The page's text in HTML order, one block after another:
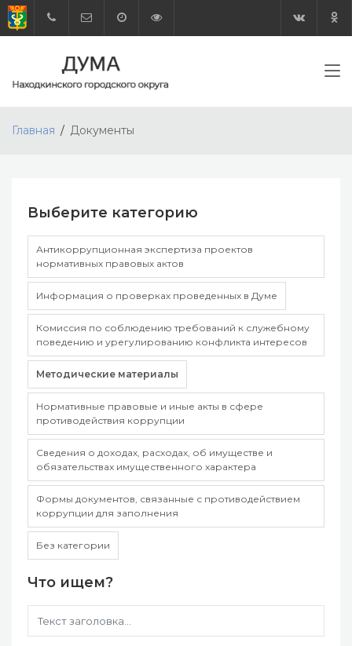
Главная Документы
Выберите категорию
Антикоррупционная экспертиза проектов
нормативных правовых актов
Информация о проверках проведенных в Думе
Комиссия по соблюдению требований к служебному
поведению и урегулированию конфликта интересов
Методические материалы
Нормативные правовые и иные акты в сфере
противодействия коррупции
Сведения о доходах, расходах, об имуществе и
обязательствах имущественного характера
Формы документов, связанные с противодействием
коррупции для заполнения
Без категории
Что ищем?